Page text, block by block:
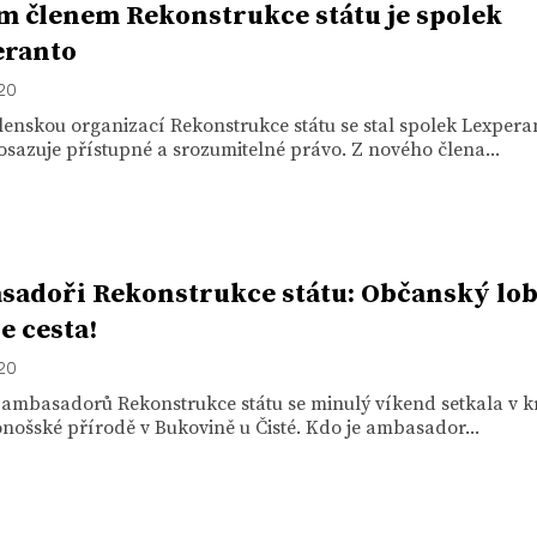
členem Rekonstrukce státu je spolek
organizací Rekonstrukce státu se stal spolek
přístupné a srozumitelné právo. Z nového člena...
Rekonstrukce státu: Občanský
cesta!
Rekonstrukce státu se minulý víkend setkala v
přírodě v Bukovině u Čisté. Kdo je ambasador...